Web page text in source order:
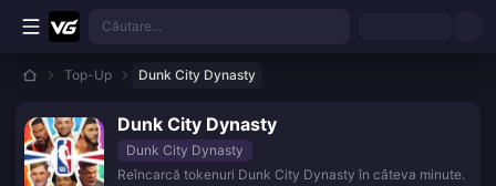
Treci la conținutul principal
Căutare...
Top-Up Dunk City Dynasty
Dunk City Dynasty
Dunk City Dynasty
Reîncarcă tokenuri Dunk City Dynasty în câteva minute.